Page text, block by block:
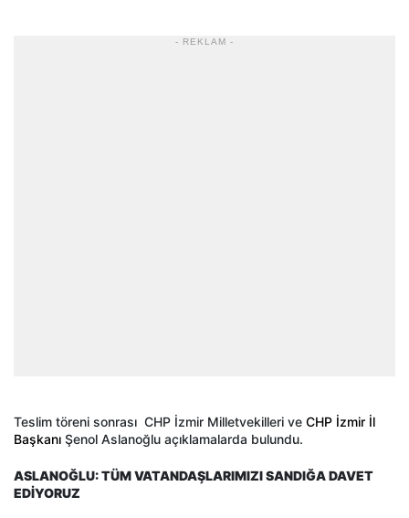
- REKLAM -
Teslim töreni sonrası CHP İzmir Milletvekilleri ve CHP İzmir İl
Başkanı Şenol Aslanoğlu açıklamalarda bulundu.
ASLANOĞLU: TÜM VATANDAŞLARIMIZI SANDIĞA DAVET
EDİYORUZ